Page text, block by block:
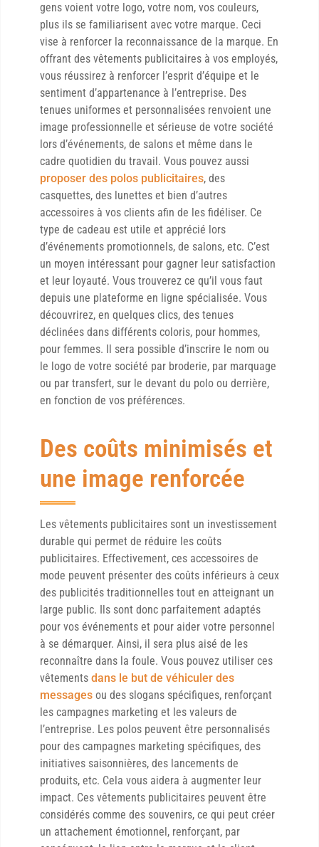
gens voient votre logo, votre nom, vos couleurs,
plus ils se familiarisent avec votre marque. Ceci
vise à renforcer la reconnaissance de la marque. En
offrant des vêtements publicitaires à vos employés,
vous réussirez à renforcer l’esprit d’équipe et le
sentiment d’appartenance à l’entreprise. Des
tenues uniformes et personnalisées renvoient une
image professionnelle et sérieuse de votre société
lors d’événements, de salons et même dans le
cadre quotidien du travail. Vous pouvez aussi
proposer des polos publicitaires, des
casquettes, des lunettes et bien d’autres
accessoires à vos clients afin de les fidéliser. Ce
type de cadeau est utile et apprécié lors
d’événements promotionnels, de salons, etc. C’est
un moyen intéressant pour gagner leur satisfaction
et leur loyauté. Vous trouverez ce qu’il vous faut
depuis une plateforme en ligne spécialisée. Vous
découvrirez, en quelques clics, des tenues
déclinées dans différents coloris, pour hommes,
pour femmes. Il sera possible d’inscrire le nom ou
le logo de votre société par broderie, par marquage
ou par transfert, sur le devant du polo ou derrière,
en fonction de vos préférences.
Des coûts minimisés et
une image renforcée
Les vêtements publicitaires sont un investissement
durable qui permet de réduire les coûts
publicitaires. Effectivement, ces accessoires de
mode peuvent présenter des coûts inférieurs à ceux
des publicités traditionnelles tout en atteignant un
large public. Ils sont donc parfaitement adaptés
pour vos événements et pour aider votre personnel
à se démarquer. Ainsi, il sera plus aisé de les
reconnaître dans la foule. Vous pouvez utiliser ces
vêtements dans le but de véhiculer des
messages ou des slogans spécifiques, renforçant
les campagnes marketing et les valeurs de
l’entreprise. Les polos peuvent être personnalisés
pour des campagnes marketing spécifiques, des
initiatives saisonnières, des lancements de
produits, etc. Cela vous aidera à augmenter leur
impact. Ces vêtements publicitaires peuvent être
considérés comme des souvenirs, ce qui peut créer
un attachement émotionnel, renforçant, par